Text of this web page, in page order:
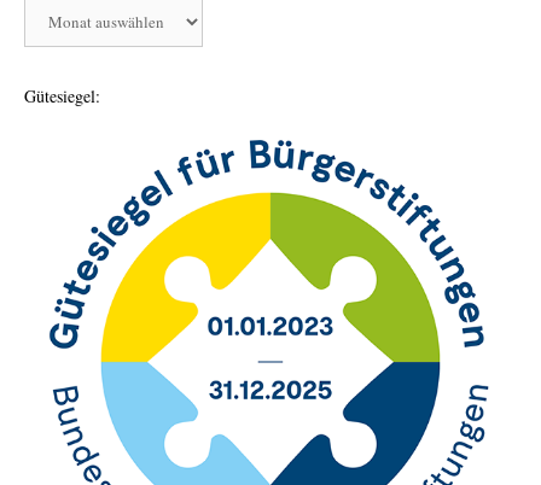
Bürgerstiftung
Gütesiegel: